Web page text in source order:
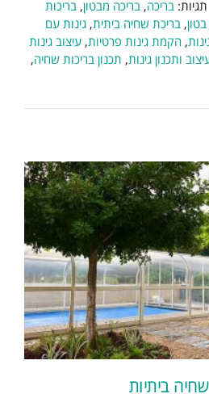
תגיות: בריכה, בריכה מבטון, בריכות
, בריכת שחיה ביתית, גינות עם
, הקמת גינות פרטיות, עיצוב גינות
ותכנון גינות, תכנון בריכות שחיה,
ביתיות